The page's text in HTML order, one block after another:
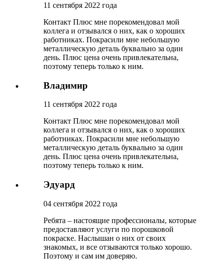
11 сентября 2022 года
Контакт Плюс мне порекомендовал мой
коллега и отзывался о них, как о хороших
работниках. Покрасили мне небольшую
металлическую деталь буквально за один
день. Плюс цена очень привлекательна,
поэтому теперь только к ним.
Владимир
11 сентября 2022 года
Контакт Плюс мне порекомендовал мой
коллега и отзывался о них, как о хороших
работниках. Покрасили мне небольшую
металлическую деталь буквально за один
день. Плюс цена очень привлекательна,
поэтому теперь только к ним.
Эдуард
04 сентября 2022 года
Ребята – настоящие профессионалы, которые
предоставляют услуги по порошковой
покраске. Наслышан о них от своих
знакомых, и все отзываются только хорошо.
Поэтому и сам им доверяю.